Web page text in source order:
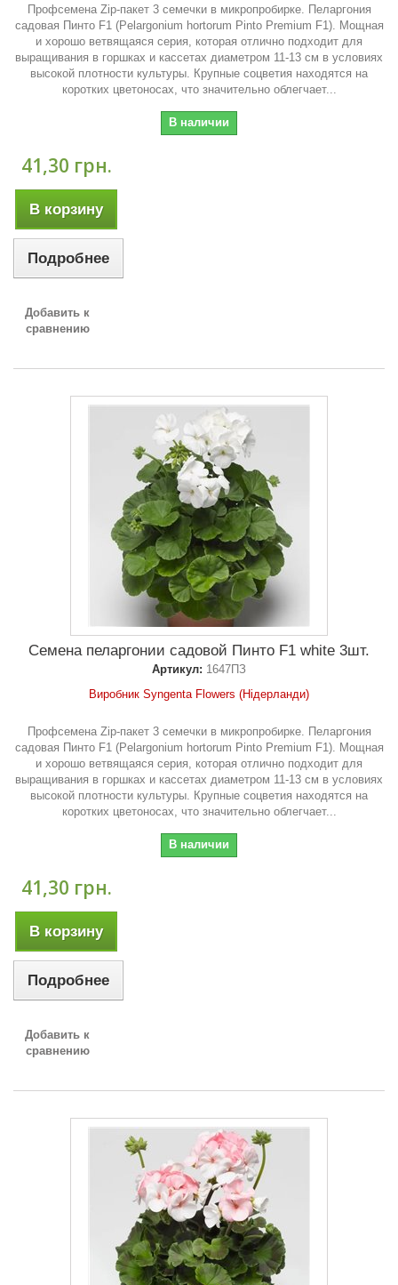
Профсемена Zip-пакет 3 семечки в микропробирке. Пеларгония
садовая Пинто F1 (Pelargonium hortorum Pinto Premium F1). Мощная
и хорошо ветвящаяся серия, которая отлично подходит для
выращивания в горшках и кассетах диаметром 11-13 см в условиях
высокой плотности культуры. Крупные соцветия находятся на
коротких цветоносах, что значительно облегчает...
В наличии
41,30 грн.
В корзину
Подробнее
Добавить к
сравнению
Семена пеларгонии садовой Пинто F1 white 3шт.
Артикул: 1647ПЗ
Виробник Syngenta Flowers (Нідерланди)
Профсемена Zip-пакет 3 семечки в микропробирке. Пеларгония
садовая Пинто F1 (Pelargonium hortorum Pinto Premium F1). Мощная
и хорошо ветвящаяся серия, которая отлично подходит для
выращивания в горшках и кассетах диаметром 11-13 см в условиях
высокой плотности культуры. Крупные соцветия находятся на
коротких цветоносах, что значительно облегчает...
В наличии
41,30 грн.
В корзину
Подробнее
Добавить к
сравнению